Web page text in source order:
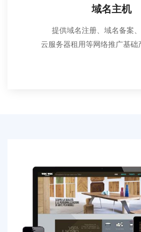
域名主机
提供域名注册、域名备案
云服务器租用等网络推广基础